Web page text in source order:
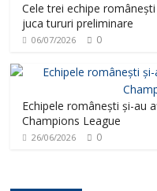
Cele trei echipe
juca tururi preliminare
06/07/2026 0
Echipele românești și-au
Champions League
26/06/2026 0